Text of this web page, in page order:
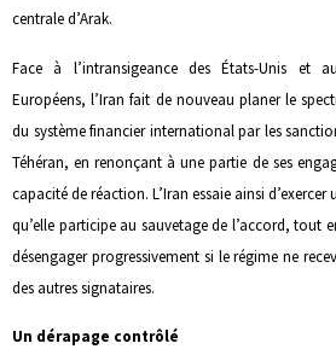
centrale d’Arak.
Face à l’intransigeance des États-Unis et
Européens, l’Iran fait de nouveau planer le
du système financier international par les
Téhéran, en renonçant à une partie de ses
capacité de réaction. L’Iran essaie ainsi
qu’elle participe au sauvetage de l’accord, tout
désengager progressivement si le régime ne
des autres signataires.
Un dérapage contrôlé